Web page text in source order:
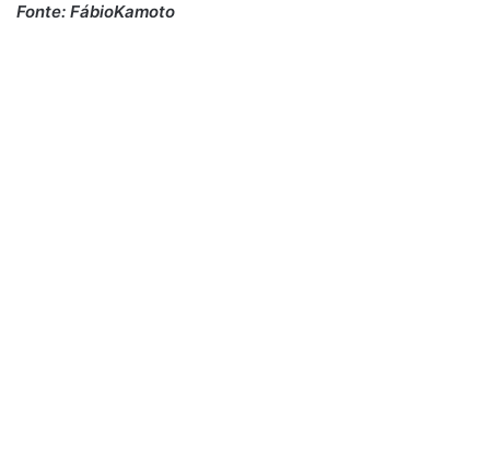
Fonte: FábioKamoto